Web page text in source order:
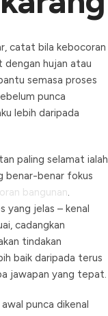
catat bila kebocoran
dengan hujan atau
semasa proses
punca
lebih daripada
paling selamat ialah
benar-benar fokus
bangunan.
yang jelas – kenal
cadangkan
tindakan
baik daripada terus
jawapan yang tepat.
punca dikenal